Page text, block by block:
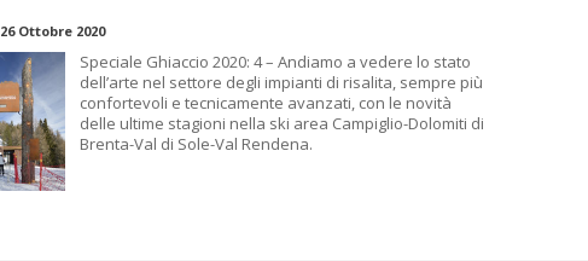
26 Ottobre 2020
Speciale Ghiaccio 2020: 4 – Andiamo a vedere lo stato
dell’arte nel settore degli impianti di risalita, sempre più
confortevoli e tecnicamente avanzati, con le novità
delle ultime stagioni nella ski area Campiglio-Dolomiti di
Brenta-Val di Sole-Val Rendena.